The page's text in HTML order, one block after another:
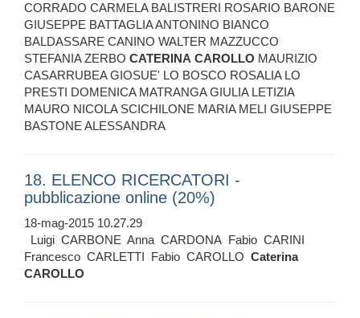
CORRADO CARMELA BALISTRERI ROSARIO BARONE
GIUSEPPE BATTAGLIA ANTONINO BIANCO
BALDASSARE CANINO WALTER MAZZUCCO
STEFANIA ZERBO CATERINA CAROLLO MAURIZIO
CASARRUBEA GIOSUE' LO BOSCO ROSALIA LO
PRESTI DOMENICA MATRANGA GIULIA LETIZIA
MAURO NICOLA SCICHILONE MARIA MELI GIUSEPPE
BASTONE ALESSANDRA
18. ELENCO RICERCATORI -
pubblicazione online (20%)
18-mag-2015 10.27.29
Luigi CARBONE Anna CARDONA Fabio CARINI
Francesco CARLETTI Fabio CAROLLO Caterina
CAROLLO